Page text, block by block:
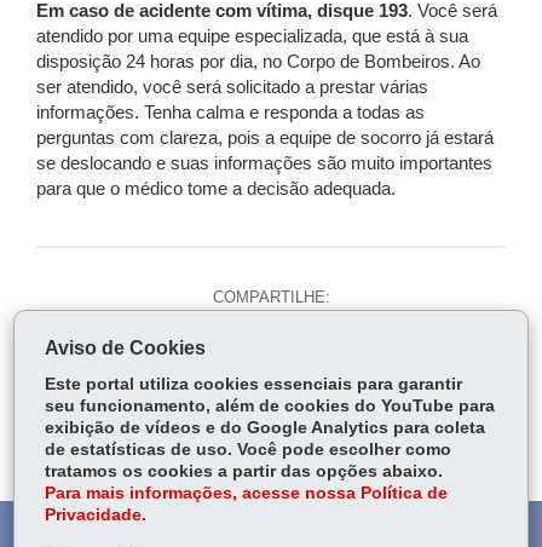
Em caso de acidente com vítima, disque 193. Você será
atendido por uma equipe especializada, que está à sua
disposição 24 horas por dia, no Corpo de Bombeiros. Ao
ser atendido, você será solicitado a prestar várias
informações. Tenha calma e responda a todas as
perguntas com clareza, pois a equipe de socorro já estará
se deslocando e suas informações são muito importantes
para que o médico tome a decisão adequada.
COMPARTILHE:
bo
ok
Tw
itt
er
ts
Ap
p
Voltar Início Imprimir Baixar
Aviso de Cookies
Este portal utiliza cookies essenciais para garantir
seu funcionamento, além de cookies do YouTube para
exibição de vídeos e do Google Analytics para coleta
de estatísticas de uso. Você pode escolher como
tratamos os cookies a partir das opções abaixo.
Para mais informações, acesse nossa Política de
Privacidade.